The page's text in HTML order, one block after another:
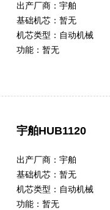
出产厂商： 宇舶
基础机芯： 暂无
机芯类型： 自动机械
功能： 暂无
宇舶HUB1120
出产厂商： 宇舶
基础机芯： 暂无
机芯类型： 自动机械
功能： 暂无